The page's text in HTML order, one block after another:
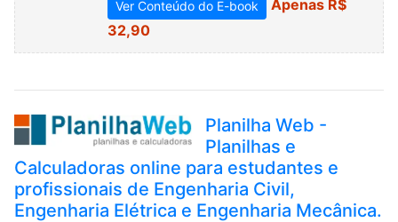
Ver Conteúdo do E-book
Apenas R$
32,90
Planilha Web -
Planilhas e
Calculadoras online para estudantes e
profissionais de Engenharia Civil,
Engenharia Elétrica e Engenharia Mecânica.